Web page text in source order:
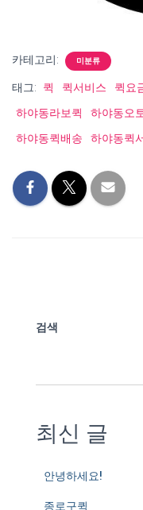
카테고리: 미분류
태그: 퀵 퀵서비스 퀵요
하야동라보퀵
하야동오
하야동퀵배송
하야동퀵
검색
최신 글
안녕하세요!
종로구퀵